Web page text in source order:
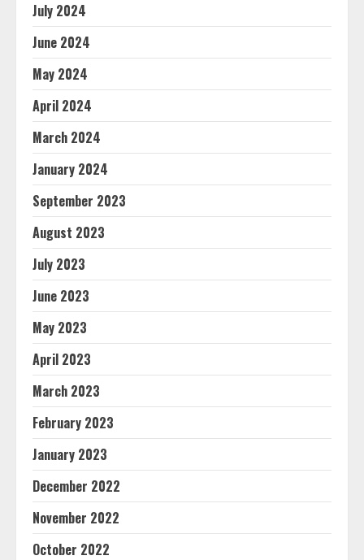
July 2024
June 2024
May 2024
April 2024
March 2024
January 2024
September 2023
August 2023
July 2023
June 2023
May 2023
April 2023
March 2023
February 2023
January 2023
December 2022
November 2022
October 2022